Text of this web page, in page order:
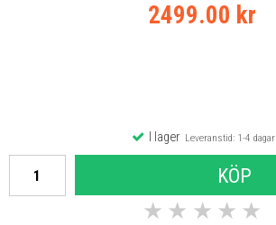
2499.00 kr
I lagerLeveranstid: 1-4 dagar
KÖP
★ ★ ★ ★ ★